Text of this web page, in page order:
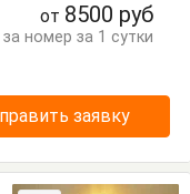
от 8500 руб
за номер за 1 сутки
заявку